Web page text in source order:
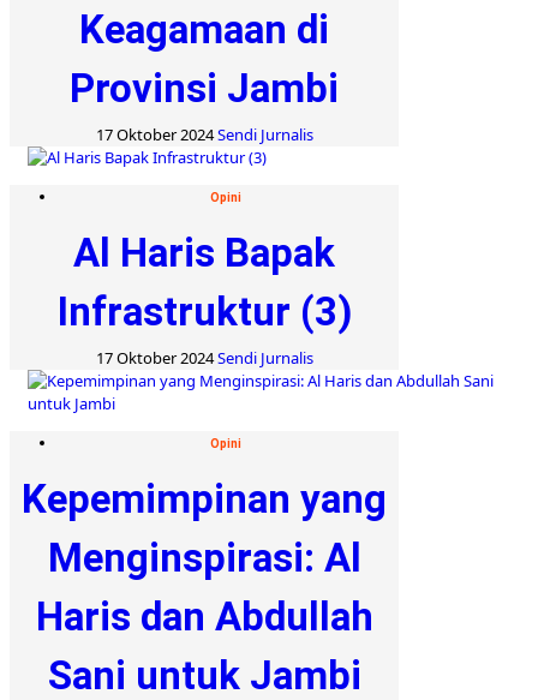
Keagamaan di
Provinsi Jambi
17 Oktober 2024Sendi Jurnalis
Opini
Al Haris Bapak
Infrastruktur (3)
17 Oktober 2024Sendi Jurnalis
Opini
Kepemimpinan yang
Menginspirasi: Al
Haris dan Abdullah
Sani untuk Jambi